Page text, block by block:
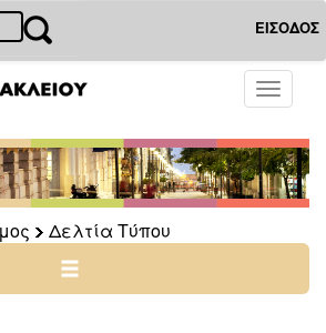
ΕΙΣΟΔΟΣ
Toggle
Δελτία Τύπου